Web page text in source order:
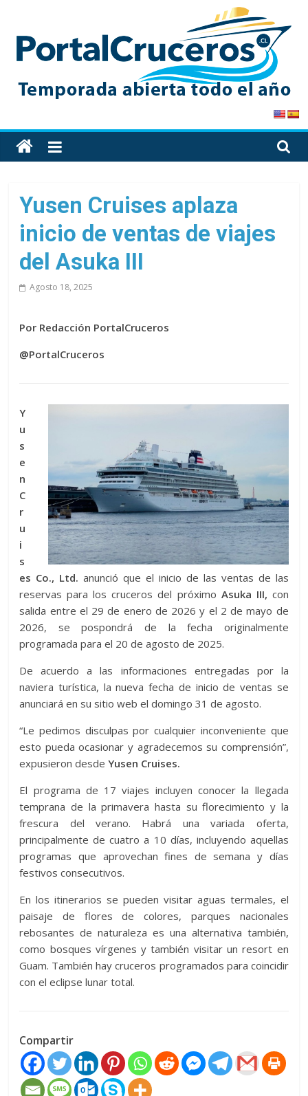
content
PortalCruceros
Toda
la
de
cruceros
en
un
solo
Yusen Cruises aplaza
inicio de ventas de viajes
del Asuka III
Agosto 18, 2025
Por Redacción PortalCruceros
@PortalCruceros
Y
u
s
e
n
C
r
u
i
s
es Co., Ltd. anunció que el inicio de las ventas de las
reservas para los cruceros del próximo Asuka III, con
salida entre el 29 de enero de 2026 y el 2 de mayo de
2026, se pospondrá de la fecha originalmente
programada para el 20 de agosto de 2025.
De acuerdo a las informaciones entregadas por la
naviera turística, la nueva fecha de inicio de ventas se
anunciará en su sitio web el domingo 31 de agosto.
“Le pedimos disculpas por cualquier inconveniente que
esto pueda ocasionar y agradecemos su comprensión”,
expusieron desdeYusen Cruises.
El programa de 17 viajes incluyen conocer la llegada
temprana de la primavera hasta su florecimiento y la
frescura del verano. Habrá una variada oferta,
principalmente de cuatro a 10 días, incluyendo aquellas
programas que aprovechan fines de semana y días
festivos consecutivos.
En los itinerarios se pueden visitar aguas termales, el
paisaje de flores de colores, parques nacionales
rebosantes de naturaleza es una alternativa también,
como bosques vírgenes y también visitar un resort en
Guam. También hay cruceros programados para coincidir
con el eclipse lunar total.
Compartir